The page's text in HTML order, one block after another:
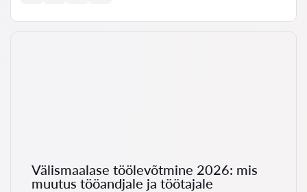
Välismaalase töölevõtmine 2026: mis
muutus tööandjale ja töötajale